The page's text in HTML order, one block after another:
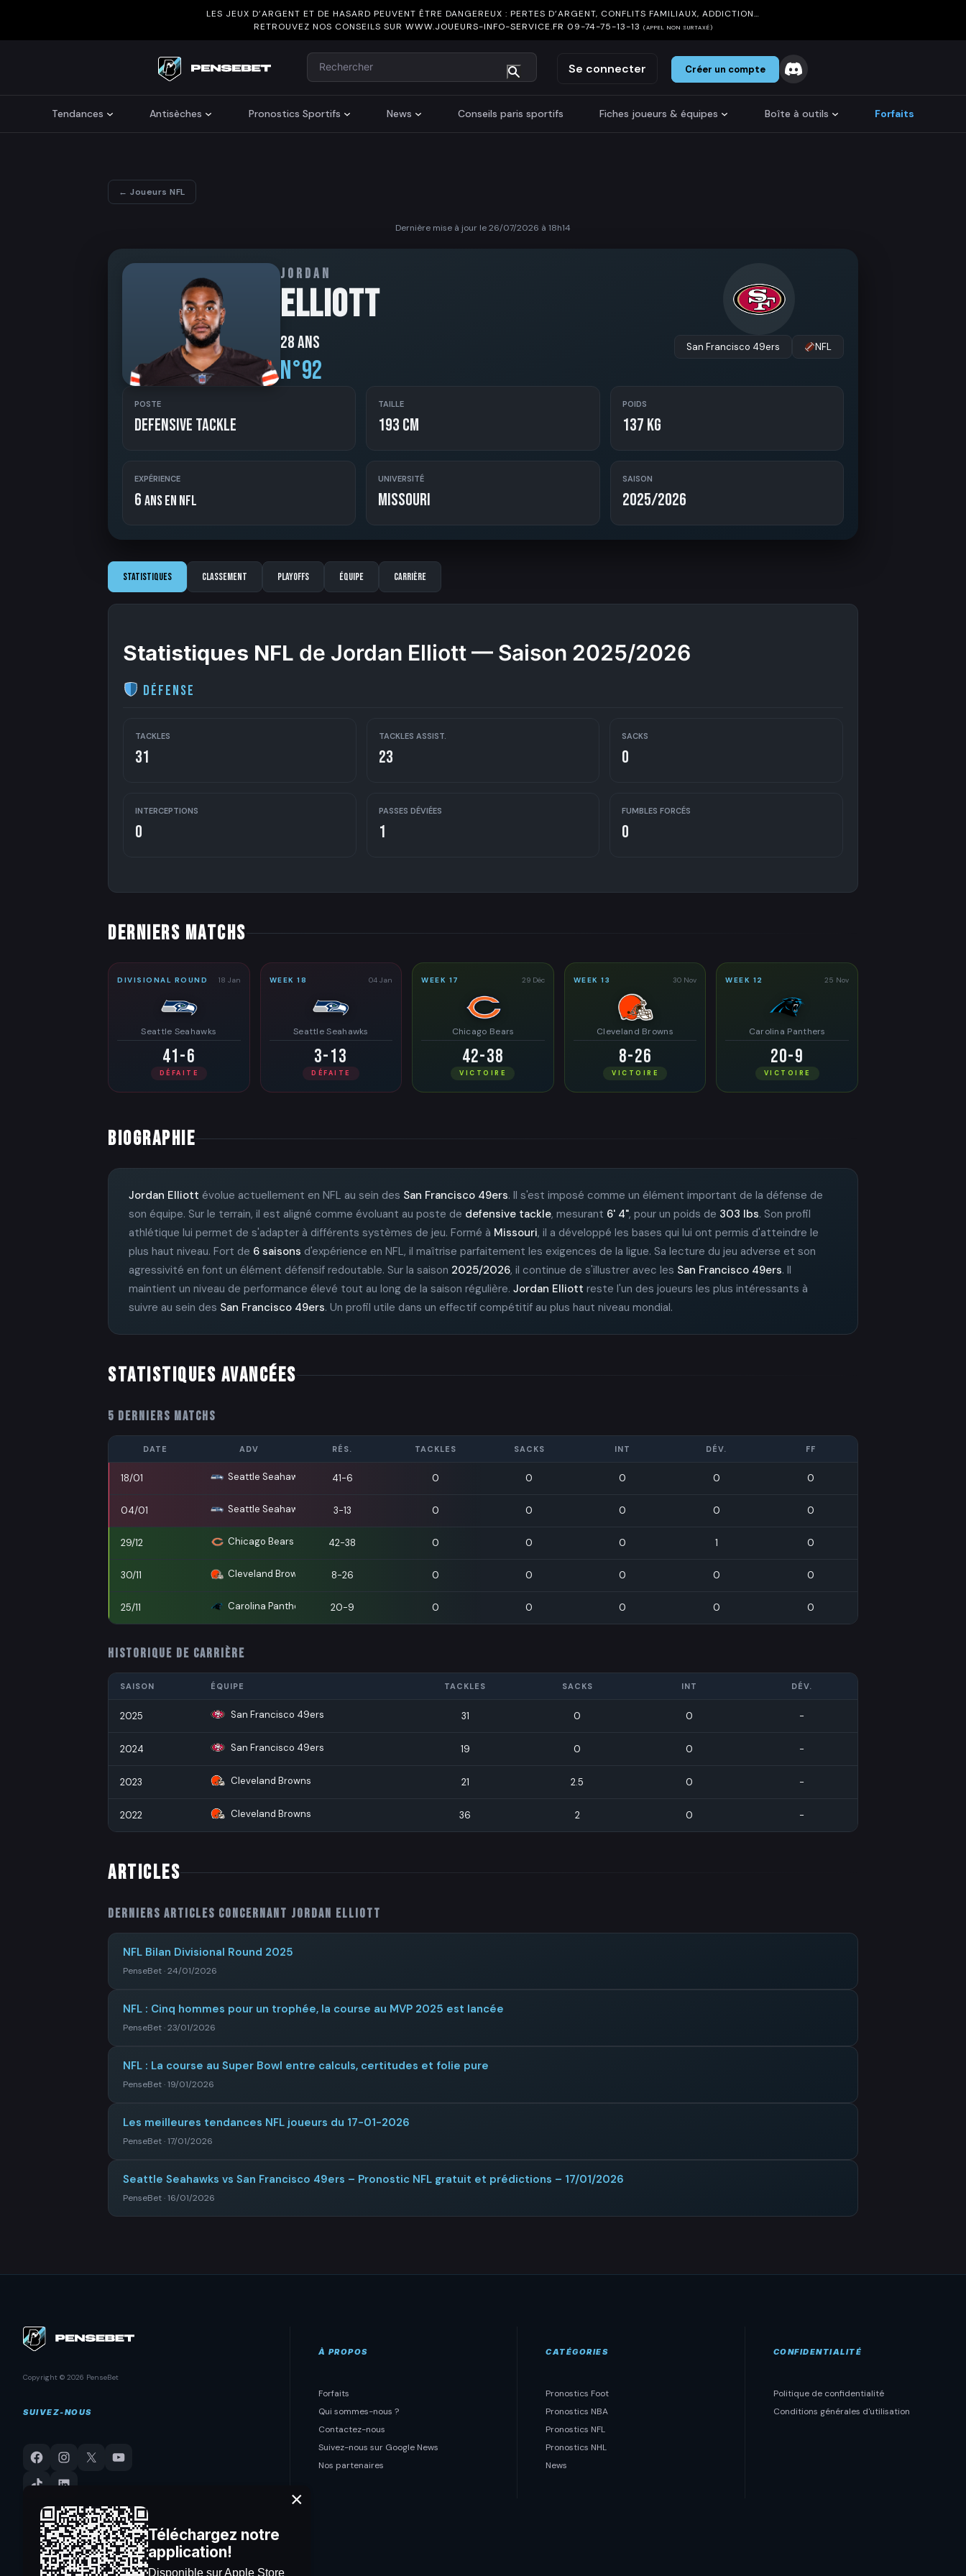
LES JEUX D’ARGENT ET DE HASARD PEUVENT ÊTRE DANGEREUX : PERTES D’ARGENT, CONFLITS FAMILIAUX, ADDICTION…
RETROUVEZ NOS CONSEILS SUR WWW.JOUEURS-INFO-SERVICE.FR 09-74-75-13-13 (APPEL NON SURTAXÉ)
Rechercher
Search Se connecter Créer un compte
Tendances Antisèches Pronostics Sportifs News Conseils paris sportifs Fiches joueurs & équipes Boîte à outils Forfaits
← Joueurs NFL
Dernière mise à jour le 26/07/2026 à 18h14
JORDAN
ELLIOTT
28 ans
N°92
San Francisco 49ers NFL
POSTE
Defensive Tackle
TAILLE
193 cm
POIDS
137 kg
EXPÉRIENCE
6 ans en NFL
UNIVERSITÉ
Missouri
SAISON
2025/2026
Statistiques Classement Playoffs Équipe Carrière
Statistiques NFL de Jordan Elliott — Saison 2025/2026
Défense
TACKLES
31
TACKLES ASSIST.
23
SACKS
0
INTERCEPTIONS
0
PASSES DÉVIÉES
1
FUMBLES FORCÉS
0
DERNIERS MATCHS
DIVISIONAL ROUND 18 Jan
Seattle Seahawks
41-6
DÉFAITE
WEEK 18 04 Jan
Seattle Seahawks
3-13
DÉFAITE
WEEK 17 29 Déc
Chicago Bears
42-38
VICTOIRE
WEEK 13 30 Nov
Cleveland Browns
8-26
VICTOIRE
WEEK 12 25 Nov
Carolina Panthers
20-9
VICTOIRE
BIOGRAPHIE
Jordan Elliott évolue actuellement en NFL au sein des San Francisco 49ers. Il s'est imposé comme un élément important de la défense de
son équipe. Sur le terrain, il est aligné comme évoluant au poste de defensive tackle, mesurant 6' 4", pour un poids de 303 lbs. Son profil
athlétique lui permet de s'adapter à différents systèmes de jeu. Formé à Missouri, il a développé les bases qui lui ont permis d'atteindre le
plus haut niveau. Fort de 6 saisons d'expérience en NFL, il maîtrise parfaitement les exigences de la ligue. Sa lecture du jeu adverse et son
agressivité en font un élément défensif redoutable. Sur la saison 2025/2026, il continue de s'illustrer avec les San Francisco 49ers. Il
maintient un niveau de performance élevé tout au long de la saison régulière. Jordan Elliott reste l'un des joueurs les plus intéressants à
suivre au sein des San Francisco 49ers. Un profil utile dans un effectif compétitif au plus haut niveau mondial.
STATISTIQUES AVANCÉES
5 DERNIERS MATCHS
DATE ADV RÉS. TACKLES SACKS INT DÉV. FF
18/01 Seattle Seahawks 41-6 0 0 0 0 0
04/01 Seattle Seahawks 3-13 0 0 0 0 0
29/12 Chicago Bears 42-38 0 0 0 1 0
30/11 Cleveland Browns 8-26 0 0 0 0 0
25/11 Carolina Panthers 20-9 0 0 0 0 0
HISTORIQUE DE CARRIÈRE
SAISON ÉQUIPE TACKLES SACKS INT DÉV.
2025 San Francisco 49ers 31 0 0 -
2024 San Francisco 49ers 19 0 0 -
2023 Cleveland Browns 21 2.5 0 -
2022 Cleveland Browns 36 2 0 -
ARTICLES
Derniers articles concernant Jordan Elliott
NFL Bilan Divisional Round 2025
PenseBet · 24/01/2026
NFL : Cinq hommes pour un trophée, la course au MVP 2025 est lancée
PenseBet · 23/01/2026
NFL : La course au Super Bowl entre calculs, certitudes et folie pure
PenseBet · 19/01/2026
Les meilleures tendances NFL joueurs du 17-01-2026
PenseBet · 17/01/2026
Seattle Seahawks vs San Francisco 49ers – Pronostic NFL gratuit et prédictions – 17/01/2026
PenseBet · 16/01/2026
Copyright © 2026 PenseBet
SUIVEZ-NOUS
À PROPOS
Forfaits
Qui sommes-nous ?
Contactez-nous
Suivez-nous sur Google News
Nos partenaires
CATÉGORIES
Pronostics Foot
Pronostics NBA
Pronostics NFL
Pronostics NHL
News
CONFIDENTIALITÉ
Politique de confidentialité
Conditions générales d'utilisation
Téléchargez notre
application!
Disponible sur Apple Store
×